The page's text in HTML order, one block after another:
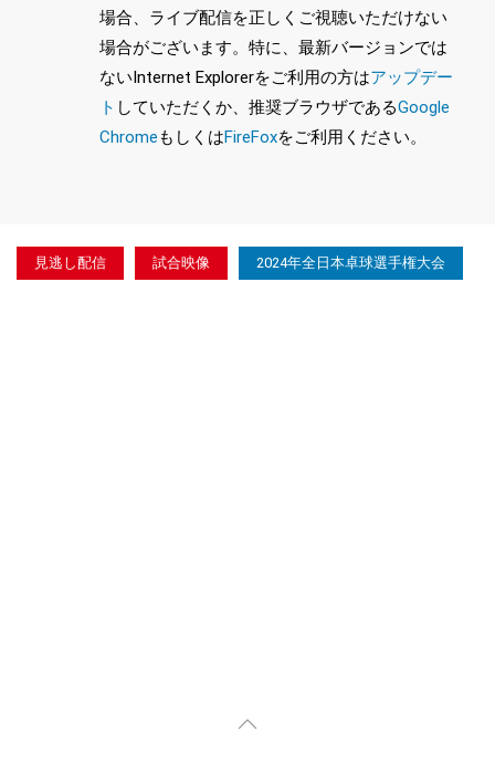
場合、ライブ配信を正しくご視聴いただけない
場合がございます。特に、最新バージョンでは
ないInternet Explorerをご利用の方はアップデー
ト していただくか、推奨ブラウザであるGoogle
ChromeもしくはFireFoxをご利用ください。
見逃し配信 試合映像 2024年全日本卓球選手権大会